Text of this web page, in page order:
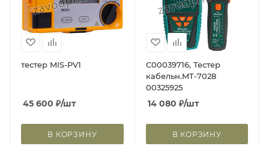
тестер MIS-PV1
45 600 ₽/шт
В КОРЗИНУ
С00039716, Тестер
кабельн.MT-7028
00325925
14 080 ₽/шт
В КОРЗИНУ